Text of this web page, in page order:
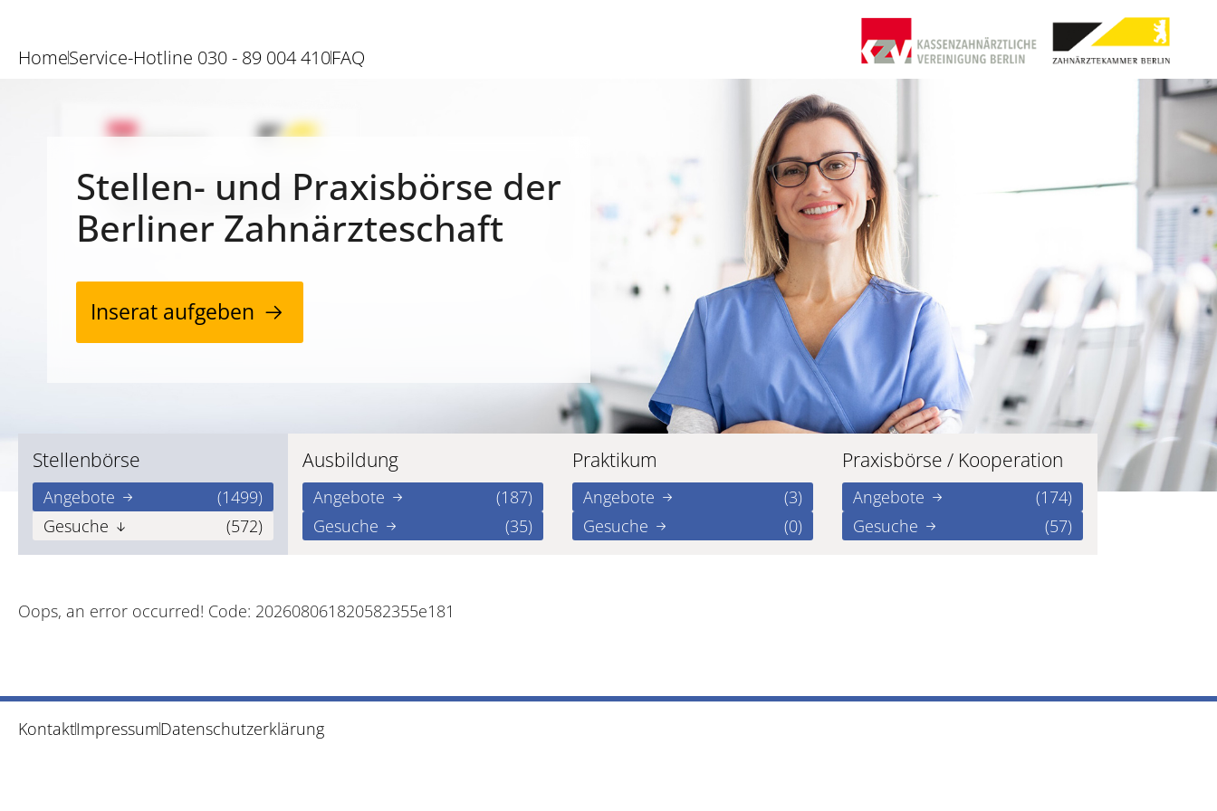
HomeService-Hotline 030 - 89 004 410FAQ
Stellen- und Praxisbörse der
Berliner Zahnärzteschaft
Inserat aufgeben
Stellenbörse
Angebote
(1499)
Gesuche
(572)
Ausbildung
Angebote
(187)
Gesuche
(35)
Praktikum
Angebote
(3)
Gesuche
(0)
Praxisbörse / Kooperation
Angebote
(174)
Gesuche
(57)
Oops, an error occurred! Code: 202608061820582355e181
KontaktImpressumDatenschutzerklärung